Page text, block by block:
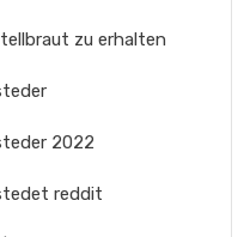
zu erhalten
2022
reddit